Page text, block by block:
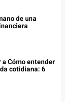
de una
Cómo entender
cotidiana: 6